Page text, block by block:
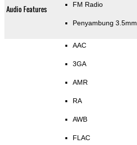
Audio Features FM Radio
Penyambung 3.5mm
AAC
3GA
AMR
RA
AWB
FLAC